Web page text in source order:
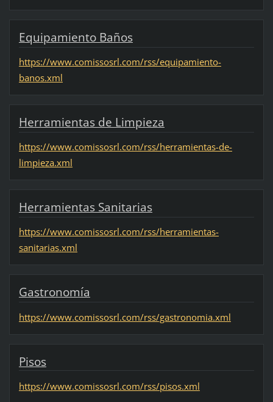
Equipamiento Baños
https://www.comissosrl.com/rss/equipamiento-
banos.xml
Herramientas de Limpieza
https://www.comissosrl.com/rss/herramientas-de-
limpieza.xml
Herramientas Sanitarias
https://www.comissosrl.com/rss/herramientas-
sanitarias.xml
Gastronomía
https://www.comissosrl.com/rss/gastronomia.xml
Pisos
https://www.comissosrl.com/rss/pisos.xml